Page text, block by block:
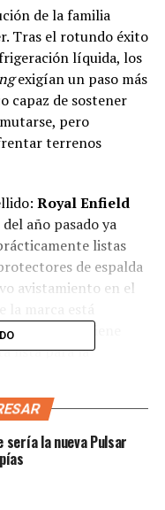
de la familia
Tras el rotundo éxito
líquida, los
exigían un paso más
capaz de sostener
pero
terrenos
Royal Enfield
año pasado ya
listas
de espalda
avistamiento en el
Esto tiene
lista para la
la vista: lista
sería la nueva Pulsar